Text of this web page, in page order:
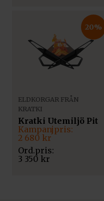
20%
ELDKORGAR FRÅN
KRATKI
Kratki Utemiljö Pit
3 350 kr
Det
ursprungliga
priset
var:
3
2 680 kr
Det
nuvarande
priset
är:
2